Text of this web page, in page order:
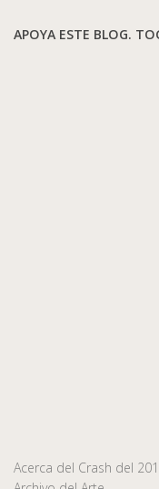
APOYA ESTE BLOG.
Acerca del Crash del